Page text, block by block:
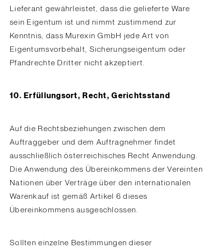
Lieferant gewährleistet, dass die gelieferte Ware
sein Eigentum ist und nimmt zustimmend zur
Kenntnis, dass Murexin GmbH jede Art von
Eigentumsvorbehalt, Sicherungseigentum oder
Pfandrechte Dritter nicht akzeptiert.
10. Erfüllungsort, Recht, Gerichtsstand
Auf die Rechtsbeziehungen zwischen dem
Auftraggeber und dem Auftragnehmer findet
ausschließlich österreichisches Recht Anwendung.
Die Anwendung des Übereinkommens der Vereinten
Nationen über Verträge über den internationalen
Warenkauf ist gemäß Artikel 6 dieses
Übereinkommens ausgeschlossen.
Sollten einzelne Bestimmungen dieser